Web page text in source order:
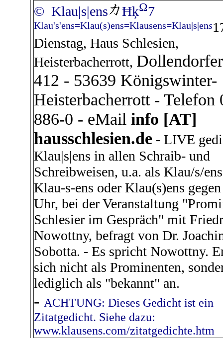
© Klau|s|ens ĦķΩ7
Klau's'ens=Klau(s)ens=Klausens=Klau|s|ens1
Dienstag, Haus Schlesien,
Heisterbacherrott,
412 - 53639 Königswinter-
Heisterbacherrott - Telefon
886-0 - eMail info [AT]
hausschlesien.de - LIVE
Klau|s|ens in allen Schraib- und
Schreibweisen, u.a. als Klau/s/
Klau-s-ens oder Klau(s)ens
Uhr, bei der Veranstaltung
Schlesier im Gespräch" mit
Nowottny, befragt von Dr.
Sobotta. - Es spricht Nowottny.
sich nicht als Prominenten,
lediglich als "bekannt" an.
- ACHTUNG: Dieses Gedicht ist ein
Zitatgedicht. Siehe dazu:
www.klausens.com/zitatgedichte.htm